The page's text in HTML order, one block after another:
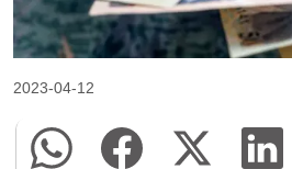
2023-04-12